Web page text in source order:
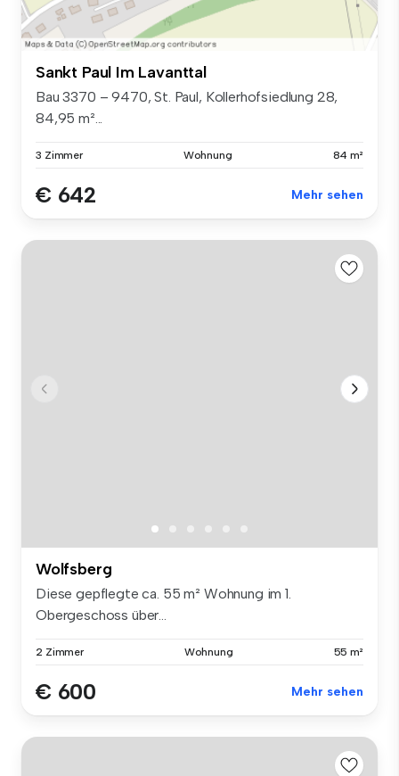
Sankt Paul Im Lavanttal
Bau 3370 – 9470, St. Paul, Kollerhofsiedlung 28,
84,95 m²...
3 Zimmer Wohnung 84 m²
€ 642 Mehr sehen
Wolfsberg
Diese gepflegte ca. 55 m² Wohnung im 1.
Obergeschoss über...
2 Zimmer Wohnung 55 m²
€ 600 Mehr sehen